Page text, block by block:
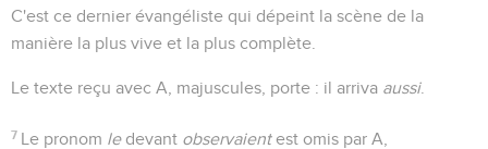
C'est ce dernier évangéliste qui dépeint la scène de la
manière la plus vive et la plus complète.
Le texte reçu avec A, majuscules, porte : il arriva aussi.
7 Le pronom ledevant observaientest omis par A,